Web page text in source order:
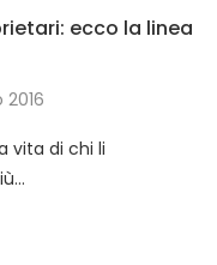
ecco la linea
2016
vita di chi li